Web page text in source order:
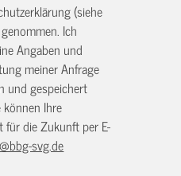
(siehe
Ich
Angaben und
meiner Anfrage
und gespeichert
können Ihre
für die Zukunft per E-
svg.de